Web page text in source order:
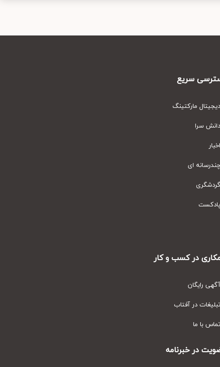
سریع
مارکتینگ
سرا
ای
در کسب و کار
رایگان
در آفتاب
با ما
در خبرنامه